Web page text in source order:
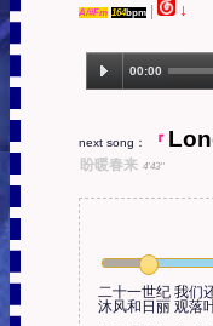
A/#Fm 164bpm ↓
00:00
8)
next song： 『
盼暖春来 4'43''
二十一世纪 我们
沐风和日丽 观落